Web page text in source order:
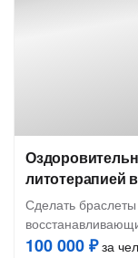
литотерапией
Сделать
100 000 ₽за